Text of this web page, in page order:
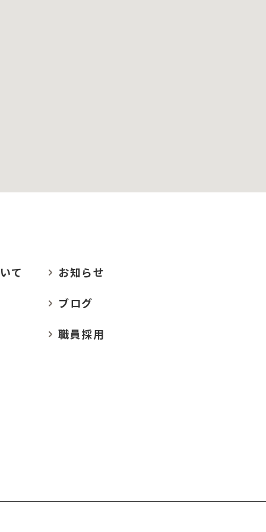
て お知らせ
ブログ
職員採用